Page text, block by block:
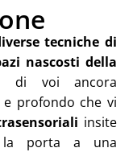
tecniche di
nascosti della
di voi ancora
profondo che vi
insite
la porta a una